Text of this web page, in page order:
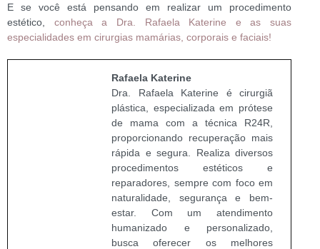
E se você está pensando em realizar um procedimento
estético, conheça a Dra. Rafaela Katerine e as suas
especialidades em cirurgias mamárias, corporais e faciais!
Rafaela Katerine
Dra. Rafaela Katerine é cirurgiã
plástica, especializada em prótese
de mama com a técnica R24R,
proporcionando recuperação mais
rápida e segura. Realiza diversos
procedimentos estéticos e
reparadores, sempre com foco em
naturalidade, segurança e bem-
estar. Com um atendimento
humanizado e personalizado,
busca oferecer os melhores